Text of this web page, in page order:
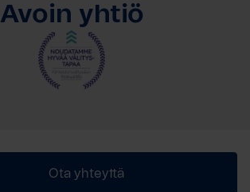
Avoin yhtiö
Ota yhteyttä